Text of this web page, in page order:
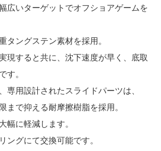
広いターゲットでオフショアゲームを
タングステン素材を採用。
現すると共に、沈下速度が早く、底取
す。
専用設計されたスライドパーツは、
まで抑える耐摩擦樹脂を採用。
幅に軽減します。
ングにて交換可能です。